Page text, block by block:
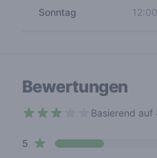
Sonntag 12:00
Bewertungen
Basierend auf
Review data
5 star reviews